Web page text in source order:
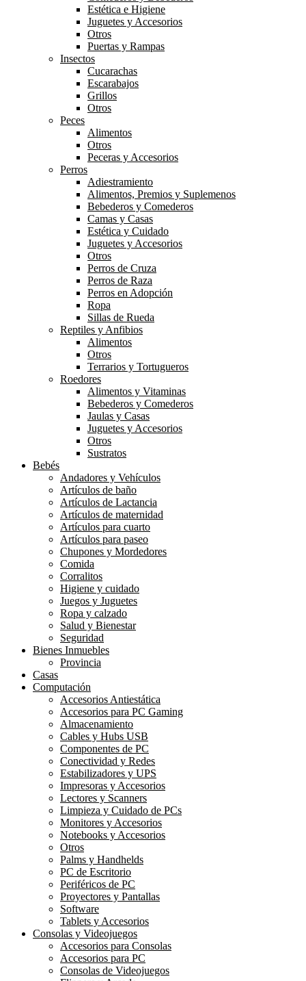
Estética e Higiene
Juguetes y Accesorios
Otros
Puertas y Rampas
Insectos
Cucarachas
Escarabajos
Grillos
Otros
Peces
Alimentos
Otros
Peceras y Accesorios
Perros
Adiestramiento
Alimentos, Premios y Suplemenos
Bebederos y Comederos
Camas y Casas
Estética y Cuidado
Juguetes y Accesorios
Otros
Perros de Cruza
Perros de Raza
Perros en Adopción
Ropa
Sillas de Rueda
Reptiles y Anfibios
Alimentos
Otros
Terrarios y Tortugueros
Roedores
Alimentos y Vitaminas
Bebederos y Comederos
Jaulas y Casas
Juguetes y Accesorios
Otros
Sustratos
Bebés
Andadores y Vehículos
Artículos de baño
Artículos de Lactancia
Artículos de maternidad
Artículos para cuarto
Artículos para paseo
Chupones y Mordedores
Comida
Corralitos
Higiene y cuidado
Juegos y Juguetes
Ropa y calzado
Salud y Bienestar
Seguridad
Bienes Inmuebles
Provincia
Casas
Computación
Accesorios Antiestática
Accesorios para PC Gaming
Almacenamiento
Cables y Hubs USB
Componentes de PC
Conectividad y Redes
Estabilizadores y UPS
Impresoras y Accesorios
Lectores y Scanners
Limpieza y Cuidado de PCs
Monitores y Accesorios
Notebooks y Accesorios
Otros
Palms y Handhelds
PC de Escritorio
Periféricos de PC
Proyectores y Pantallas
Software
Tablets y Accesorios
Consolas y Videojuegos
Accesorios para Consolas
Accesorios para PC
Consolas de Videojuegos